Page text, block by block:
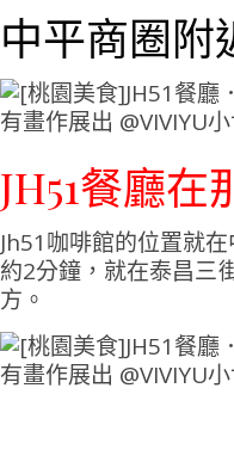
中平商圈附
JH51餐廳
Jh51咖啡館的位置就
約2分鐘，就在泰昌三
方。